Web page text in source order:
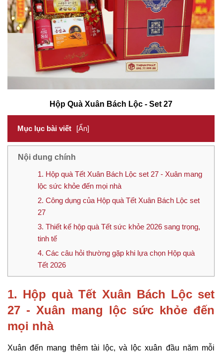
Hộp Quà Xuân Bách Lộc - Set 27
Mục lục bài viết [Ẩn]
Nội dung chính
1. Hộp quà Tết Xuân Bách Lộc set 27 - Xuân mang
lộc sức khỏe đến mọi nhà
2. Công dụng của Hộp quà Tết Xuân Bách Lộc set
27
3. Thiết kế hộp quà Tết sức khỏe 2026 sang trọng,
tinh tế
4. Các câu hỏi thường gặp khi lựa chọn Hộp quà
Tết 2026
1. Hộp quà Tết Xuân Bách Lộc set
27 - Xuân mang lộc sức khỏe đến
mọi nhà
Xuân đến mang thêm tài lộc, và lộc xuân đầu năm mỗi